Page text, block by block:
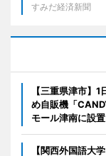
すみだ経済新聞
【三重県津市】
め自販機「
モール津南に設置
【関西外国語大